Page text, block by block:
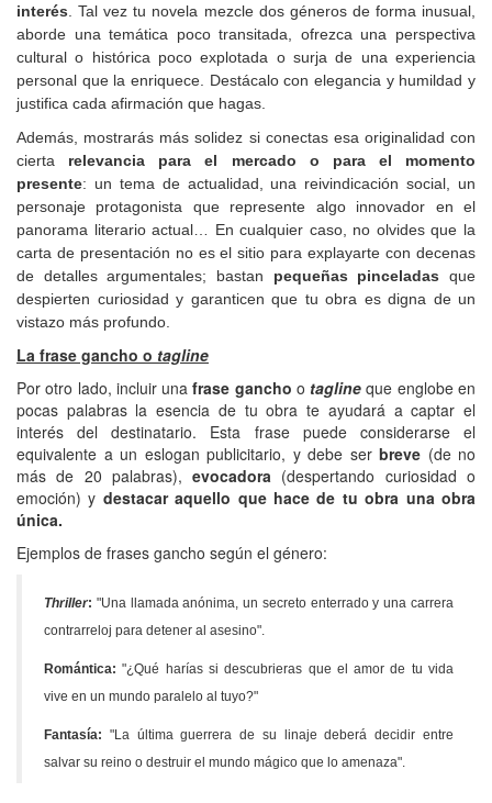
interés . Tal vez tu novela mezcle dos géneros de forma inusual,
aborde una temática poco transitada, ofrezca una perspectiva
cultural o histórica poco explotada o surja de una experiencia
personal que la enriquece. Destácalo con elegancia y humildad y
justifica cada afirmación que hagas.
Además, mostrarás más solidez si conectas esa originalidad con
cierta relevancia
para el mercado o para el momento
presente: un tema de actualidad, una reivindicación social, un
personaje protagonista que represente algo innovador en el
panorama literario actual… En cualquier caso, no olvides que la
carta de presentación no es el sitio para explayarte con decenas
de detalles argumentales; bastan pequeñas pinceladas que
despierten curiosidad y garanticen que tu obra es digna de un
vistazo más profundo.
La frase gancho o tagline
Por otro lado, incluir unafrase gancho o tagline que englobe en
pocas palabras la esencia de tu obra te ayudará a captar el
interés del destinatario. Esta frase puede considerarse el
equivalente a un eslogan publicitario, y debe ser breve (de no
más de 20 palabras),evocadora (despertando curiosidad o
emoción) y destacar aquello que hace de tu obra una obra
única.
Ejemplos de frases gancho según el género:
Thriller: "Una llamada anónima, un secreto enterrado y una carrera
contrarreloj para detener al asesino".
Romántica: "¿Qué harías si descubrieras que el amor de tu vida
vive en un mundo paralelo al tuyo?"
Fantasía: "La última guerrera de su linaje deberá decidir entre
salvar su reino o destruir el mundo mágico que lo amenaza".